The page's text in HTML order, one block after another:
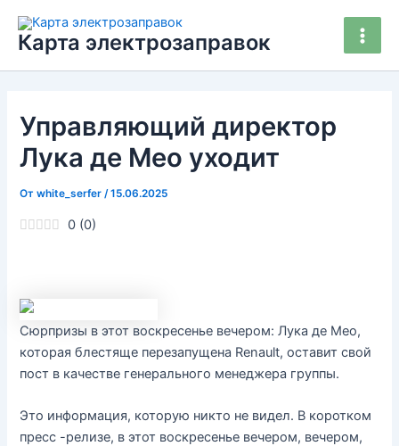
содержимому
Карта электрозаправок
Main
Управляющий директор
Лука де Мео уходит
Отwhite_serfer /15.06.2025
0 (0)
Сюрпризы в этот воскресенье вечером: Лука де Мео,
которая блестяще перезапущена Renault, оставит свой
пост в качестве генерального менеджера группы.
Это информация, которую никто не видел. В коротком
пресс -релизе, в этот воскресенье вечером, вечером,